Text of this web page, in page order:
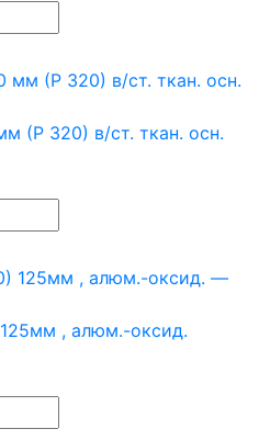
(Р 320) в/ст. ткан. осн.
, алюм.-оксид.